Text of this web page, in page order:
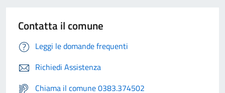
Contatta il comune
Leggi le domande frequenti
Richiedi Assistenza
Chiama il comune 0383.374502